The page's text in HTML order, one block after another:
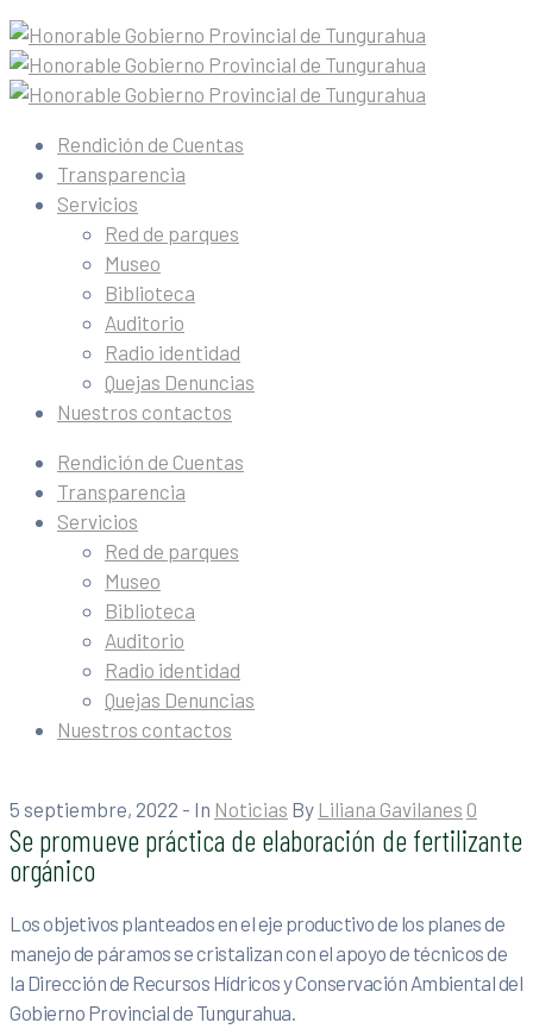
Rendición de Cuentas
Transparencia
Servicios
Red de parques
Museo
Biblioteca
Auditorio
Radio identidad
Quejas Denuncias
Nuestros contactos
Rendición de Cuentas
Transparencia
Servicios
Red de parques
Museo
Biblioteca
Auditorio
Radio identidad
Quejas Denuncias
Nuestros contactos
5 septiembre, 2022 - In Noticias By Liliana Gavilanes 0
Se promueve práctica de elaboración de fertilizante
orgánico
Los objetivos planteados en el eje productivo de los planes de
manejo de páramos se cristalizan con el apoyo de técnicos de
la Dirección de Recursos Hídricos y Conservación Ambiental del
Gobierno Provincial de Tungurahua.